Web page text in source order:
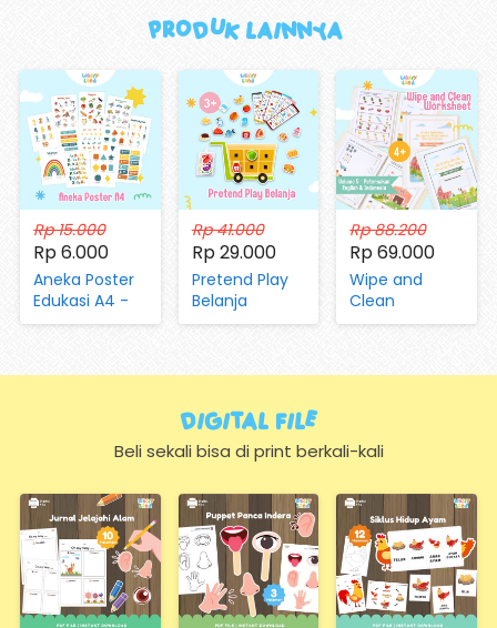
Produk Lainnya
Rp 15.000
Rp 6.000
Aneka Poster
Edukasi A4 -
Mengenal
(Hanya
Kertas)
Rp 41.000
Rp 29.000
Pretend Play
Belanja
(dengan
Rp 88.200
Rp 69.000
Wipe and
Clean
Worksheet Vol
Digital FIle
Beli sekali bisa di print berkali-kali